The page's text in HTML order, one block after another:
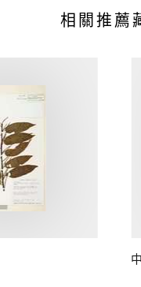
相關推薦